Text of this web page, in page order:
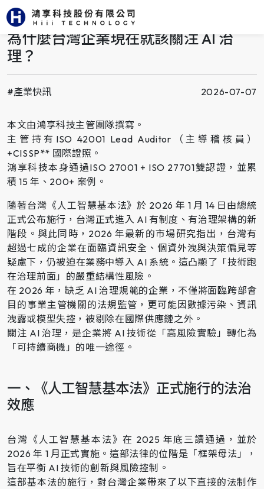
返回上頁
為什麼台灣企業現在就該關注 AI 治
理？
#產業快訊 2026-07-07
本文由鴻享科技主管團隊撰寫。
主管持有ISO 42001 Lead Auditor（主導稽核員）
+CISSP** 國際證照。
鴻享科技本身通過ISO 27001 + ISO 27701雙認證，並累
積 15 年、200+ 案例。
隨著台灣《人工智慧基本法》於 2026 年 1 月 14 日由總統
正式公布施行，台灣正式進入 AI 有制度、有治理架構的新
階段。與此同時，2026 年最新的市場研究指出，台灣有
超過七成的企業在面臨資訊安全、個資外洩與決策偏見等
疑慮下，仍被迫在業務中導入 AI 系統。這凸顯了「技術跑
在治理前面」的嚴重結構性風險。
在 2026 年，缺乏 AI 治理規範的企業，不僅將面臨跨部會
目的事業主管機關的法規監管，更可能因數據污染、資訊
洩露或模型失控，被剔除在國際供應鏈之外。
關注 AI 治理，是企業將 AI 技術從「高風險實驗」轉化為
「可持續商機」的唯一途徑。
一、《人工智慧基本法》正式施行的法治
效應
台灣《人工智慧基本法》在 2025 年底三讀通過，並於
2026 年 1 月正式實施。這部法律的位階是「框架母法」，
旨在平衡 AI 技術的創新與風險控制。
這部基本法的施行，對台灣企業帶來了以下直接的法制作